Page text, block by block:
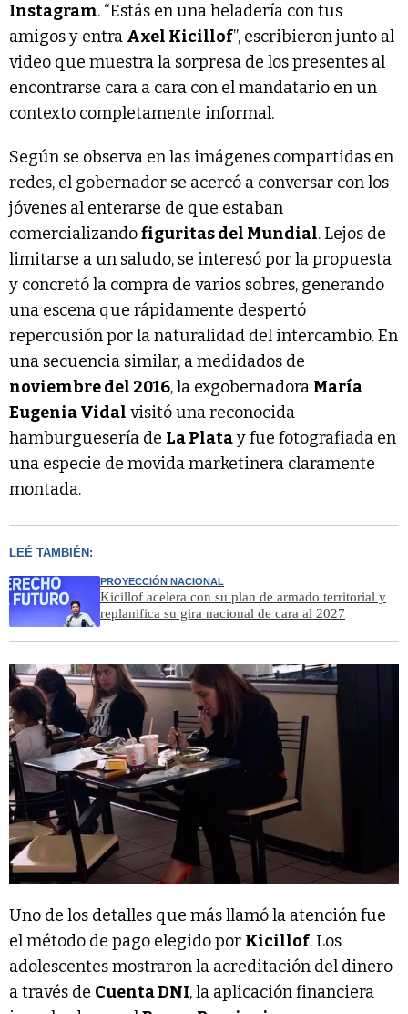
Instagram. “Estás en una heladería con tus
amigos y entra Axel Kicillof”, escribieron junto al
video que muestra la sorpresa de los presentes al
encontrarse cara a cara con el mandatario en un
contexto completamente informal.
Según se observa en las imágenes compartidas en
redes, el gobernador se acercó a conversar con los
jóvenes al enterarse de que estaban
comercializandofiguritas del Mundial. Lejos de
limitarse a un saludo, se interesó por la propuesta
y concretó la compra de varios sobres, generando
una escena que rápidamente despertó
repercusión por la naturalidad del intercambio. En
una secuencia similar, a medidados de
noviembre del 2016, la exgobernadora María
Eugenia Vidal visitó una reconocida
hamburguesería de La Platay fue fotografiada en
una especie de movida marketinera claramente
montada.
LEÉ TAMBIÉN:
PROYECCIÓN NACIONAL
Kicillof acelera con su plan de armado territorial y
replanifica su gira nacional de cara al 2027
Uno de los detalles que más llamó la atención fue
el método de pago elegido por Kicillof. Los
adolescentes mostraron la acreditación del dinero
a través de Cuenta DNI, la aplicación financiera